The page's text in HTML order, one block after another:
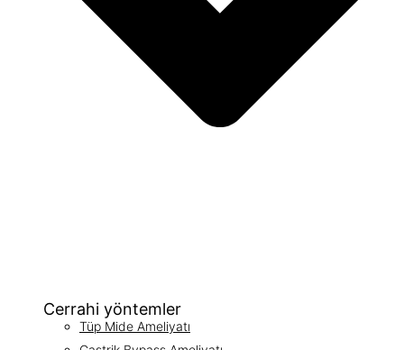
Cerrahi yöntemler
Tüp Mide Ameliyatı